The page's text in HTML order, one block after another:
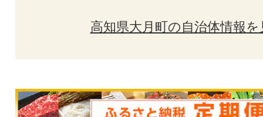
高知県大月町の自治体情報を